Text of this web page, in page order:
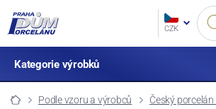
CZK
Kategorie výrobků
Podle vzoru a výrobců
Český porcelán